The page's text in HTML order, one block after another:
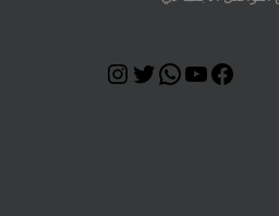
Facebook
YouTube
WhatsApp
Twitter